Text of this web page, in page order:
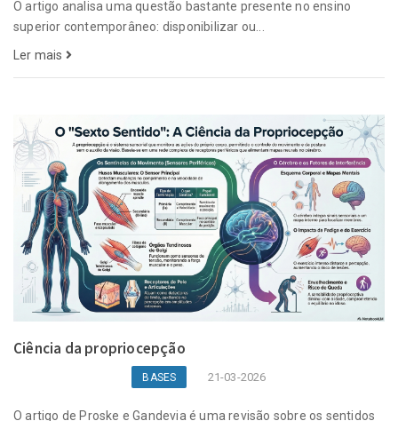
O artigo analisa uma questão bastante presente no ensino
superior contemporâneo: disponibilizar ou...
Ler mais
Ciência da propriocepção
BASES 21-03-2026
O artigo de Proske e Gandevia é uma revisão sobre os sentidos